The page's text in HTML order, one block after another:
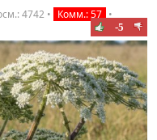
4742 • Комм.: 57 •
-5